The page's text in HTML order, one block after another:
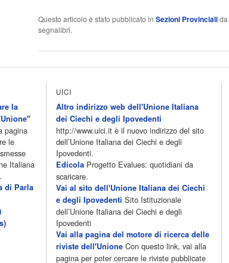
Questo articolo è stato pubblicato in Sezioni Provincialida
segnalibri.
la
pagina
le
Italiana
di Parla
UICI
Altro indirizzo web dell'Unione Italiana
dei Ciechi e degli Ipovedenti
http://www.uici.it è il nuovo indirizzo del sito
dell’Unione Italiana dei Ciechi e degli
Ipovedenti.
Edicola Progetto Evalues: quotidiani da
scaricare.
Vai al sito dell'Unione Italiana dei Ciechi
e degli Ipovedenti Sito Istituzionale
dell’Unione Italiana dei Ciechi e degli
Ipovedenti
Vai alla pagina del motore di ricerca delle
riviste dell'Unione Con questo link, vai alla
pagina per poter cercare le riviste pubblicate